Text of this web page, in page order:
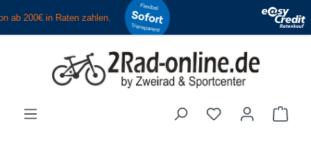
Zum Hauptinhalt springen
Du hast 0